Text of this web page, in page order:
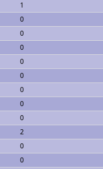
1
0
0
0
0
0
0
0
0
2
0
0